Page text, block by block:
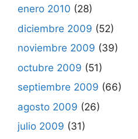
enero 2010 (28)
diciembre 2009 (52)
noviembre 2009 (39)
octubre 2009 (51)
septiembre 2009 (66)
agosto 2009 (26)
julio 2009 (31)